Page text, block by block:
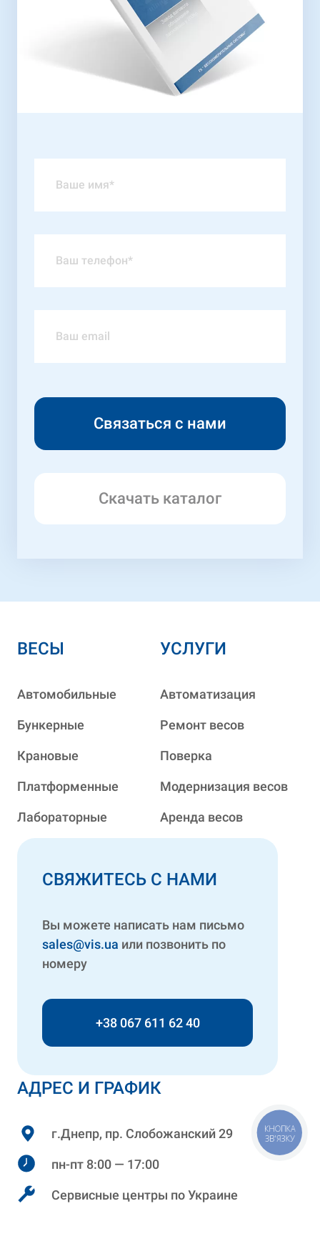
Скачать каталог
АДРЕС И ГРАФИК
г.Днепр, пр. Слобожанский 29
пн-пт 8:00 — 17:00
Сервисные центры по Украине
ВЕСЫ
Автомобильные
Бункерные
Крановые
Платформенные
Лабораторные
УСЛУГИ
Автоматизация
Ремонт весов
Поверка
Модернизация весов
Аренда весов
СВЯЖИТЕСЬ С НАМИ
Вы можете написать нам письмо
sales@vis.ua или позвонить по
номеру
+38 067 611 62 40
КНОПКА
ЗВ'ЯЗКУ